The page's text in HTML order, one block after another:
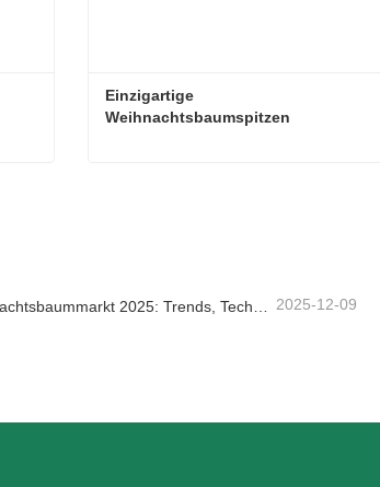
Einzigartige
Weihnachtsbaumspitzen
2025-12-09